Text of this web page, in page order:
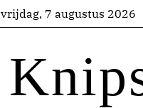
vrijdag, 7 augustus 2026